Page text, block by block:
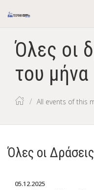
Όλες οι
του μήνα
All events of this
Όλες οι Δράσεις
05.12.2025